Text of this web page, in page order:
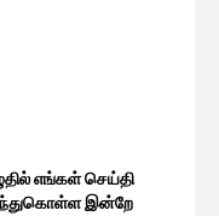
எங்கள் செய்தி
இன்றே